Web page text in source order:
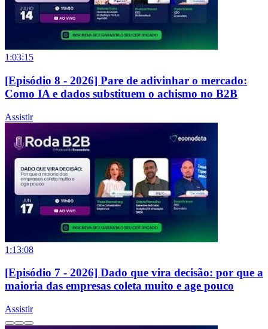
1:03:15
[Episódio 8 - 2026] Pare de adivinhar o mercado:
Como IA e dados substituem o achismo no B2B
Assistir
1:13:08
[Episódio 7 - 2026] Dado que vira decisão: por que a
maioria das empresas coleta muito e age pouco
Assistir